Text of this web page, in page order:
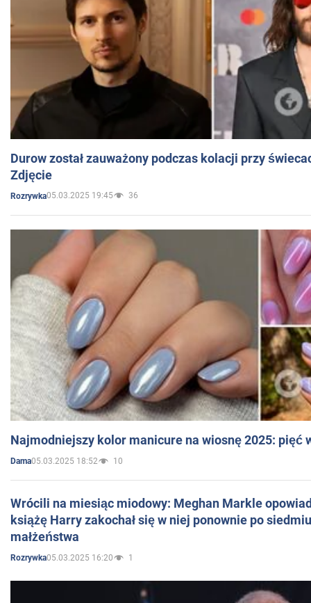
Durow został zauważony podczas kolacji przy
Zdjęcie
Rozrywka05.03.2025 19:45 36
Najmodniejszy kolor manicure na wiosnę 2025: pięć
Dama05.03.2025 18:52 10
Wrócili na miesiąc miodowy: Meghan Markle
książę Harry zakochał się w niej ponownie po
małżeństwa
Rozrywka05.03.2025 16:20 1